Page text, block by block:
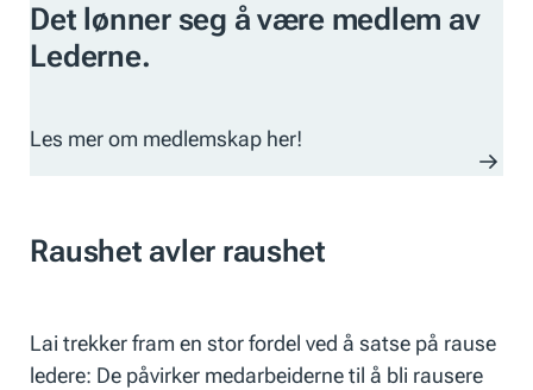
Det lønner seg å være medlem av
Lederne.
Les mer om medlemskap her!
Raushet avler raushet
Lai trekker fram en stor fordel ved å satse på rause
ledere: De påvirker medarbeiderne til å bli rausere